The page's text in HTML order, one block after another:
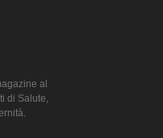
al
di Salute,